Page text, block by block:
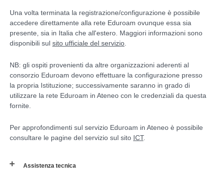
Una volta terminata la registrazione/configurazione è possibile
accedere direttamente alla rete Eduroam ovunque essa sia
presente, sia in Italia che all'estero. Maggiori informazioni sono
disponibili sul sito ufficiale del servizio.
NB: gli ospiti provenienti da altre organizzazioni aderenti al
consorzio Eduroam devono effettuare la configurazione presso
la propria Istituzione; successivamente saranno in grado di
utilizzare la rete Eduroam in Ateneo con le credenziali da questa
fornite.
Per approfondimenti sul servizio Eduroam in Ateneo è possibile
consultare le pagine del servizio sul sito ICT.
Assistenza tecnica